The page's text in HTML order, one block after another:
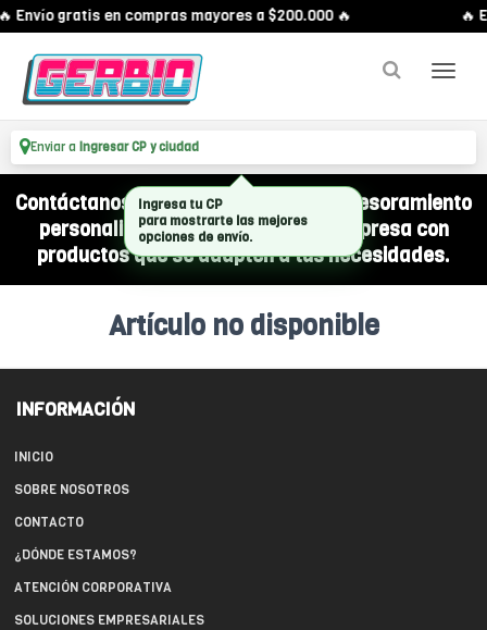
Envío gratis en compras mayores a $200.000 🔥 🔥
Enviar a Ingresar CP y ciudad
Contáctanos por WhatsApp y recibí asesoramiento
personalizado para equipar a tu empresa con
productos que se adapten a tus necesidades.
Artículo no disponible
INFORMACIÓN
INICIO
SOBRE NOSOTROS
CONTACTO
¿DÓNDE ESTAMOS?
ATENCIÓN CORPORATIVA
SOLUCIONES EMPRESARIALES
Ingresa tu CP
para mostrarte las mejores
opciones de envío.